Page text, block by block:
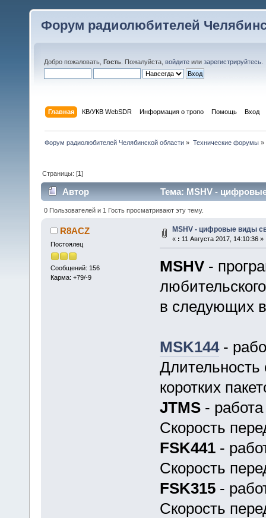
Форум радиолюбителей
Добро пожаловать, Гость . Пожалуйста, войдите или зарегистрируйтесь
Главная КВ/УКВ WebSDR Информация о тропо Помощь Вход
Форум радиолюбителей Челябинской области » Технические форумы»
Страницы: [1]
Автор Тема: MSHV -
0 Пользователей и 1 Гость просматривают эту тему.
R8ACZ
Постоялец
Сообщений: 156
Карма: +79/-9
MSHV - цифровые виды
« : 11 Августа 2017, 14:10:36 »
MSHV-
в следующих
MSK144-
Длительность
коротких
JTMS- работа
Скорость
FSK441-
Скорость
FSK315-
Скорость